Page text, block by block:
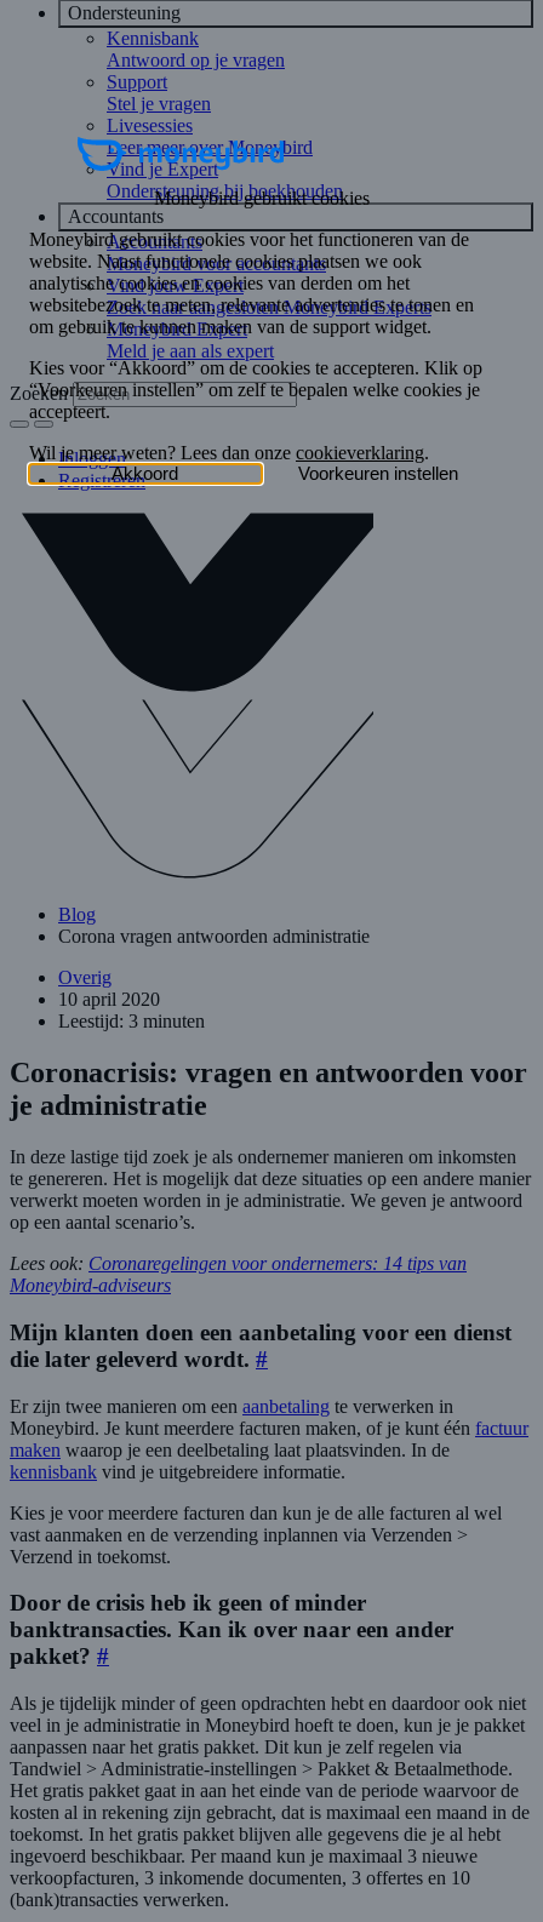
Ondersteuning
Kennisbank
Antwoord op je vragen
Support
Stel je vragen
Livesessies
Leer meer over Moneybird
Vind je Expert
Ondersteuning bij boekhouden
Accountants
Accountants
Moneybird voor accountants
Vind jouw Expert
Zoek naar aangesloten Moneybird Experts
Moneybird Expert
Meld je aan als expert
Zoeken
Inloggen
Registreren
Blog
Corona vragen antwoorden administratie
Overig
10 april 2020
Leestijd: 3 minuten
Coronacrisis: vragen en antwoorden voor
je administratie
In deze lastige tijd zoek je als ondernemer manieren om inkomsten
te genereren. Het is mogelijk dat deze situaties op een andere manier
verwerkt moeten worden in je administratie. We geven je antwoord
op een aantal scenario’s.
Lees ook: Coronaregelingen voor ondernemers: 14 tips van
Moneybird-adviseurs
Mijn klanten doen een aanbetaling voor een dienst
die later geleverd wordt. #
Er zijn twee manieren om een aanbetaling te verwerken in
Moneybird. Je kunt meerdere facturen maken, of je kunt één factuur
maken waarop je een deelbetaling laat plaatsvinden. In de
kennisbank vind je uitgebreidere informatie.
Kies je voor meerdere facturen dan kun je de alle facturen al wel
vast aanmaken en de verzending inplannen via Verzenden >
Verzend in toekomst.
Door de crisis heb ik geen of minder
banktransacties. Kan ik over naar een ander
pakket? #
Als je tijdelijk minder of geen opdrachten hebt en daardoor ook niet
veel in je administratie in Moneybird hoeft te doen, kun je je pakket
aanpassen naar het gratis pakket. Dit kun je zelf regelen via
Tandwiel > Administratie-instellingen > Pakket & Betaalmethode.
Het gratis pakket gaat in aan het einde van de periode waarvoor de
kosten al in rekening zijn gebracht, dat is maximaal een maand in de
toekomst. In het gratis pakket blijven alle gegevens die je al hebt
ingevoerd beschikbaar. Per maand kun je maximaal 3 nieuwe
verkoopfacturen, 3 inkomende documenten, 3 offertes en 10
(bank)transacties verwerken.